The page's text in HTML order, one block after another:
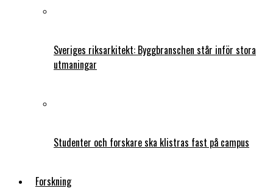
Sveriges riksarkitekt: Byggbranschen står inför stora
utmaningar
Studenter och forskare ska klistras fast på campus
Forskning